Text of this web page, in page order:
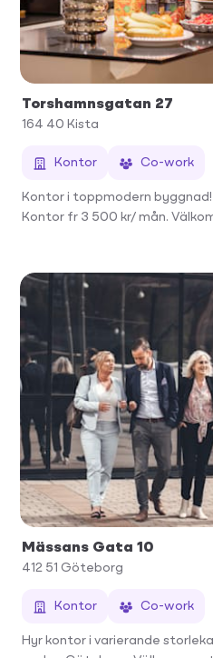
Torshamnsgatan 27
164 40 Kista
Kontor Co-work
Kontor i toppmodern
Kontor fr 3 500 kr/ mån.
Mässans Gata 10
412 51 Göteborg
Kontor Co-work
Hyr kontor i varierande